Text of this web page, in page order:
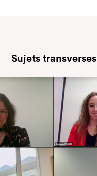
Sujets transverses